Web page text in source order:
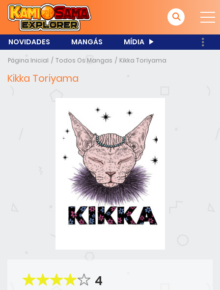
NOVIDADES MANGÁS MÍDIA
Página Inicial Todos Os Mangas Kikka Toriyama
Kikka Toriyama
4